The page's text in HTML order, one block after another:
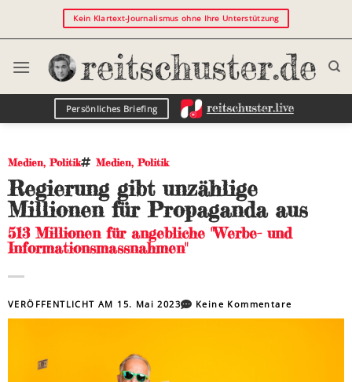
Kein Klartext-Journalismus ohne Ihre Unterstützung
Persönliches Briefing
Medien,Politik Medien,Politik
Regierung gibt unzählige
Millionen für Propaganda aus
513 Millionen für angebliche "Werbe- und
Informationsmassnahmen"
VERÖFFENTLICHT AM 15. Mai 2023 Keine Kommentare